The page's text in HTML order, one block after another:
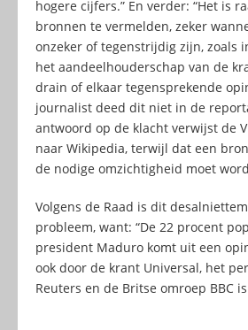
hogere cijfers.” En verder: “Het is
bronnen te vermelden, zeker
onzeker of tegenstrijdig zijn, zoals
het aandeelhouderschap van de
drain of elkaar tegensprekende
journalist deed dit niet in de
antwoord op de klacht verwijst de
naar Wikipedia, terwijl dat een
de nodige omzichtigheid moet
Volgens de Raad is dit
probleem, want: “De 22 procent
president Maduro komt uit een
ook door de krant Universal, het
Reuters en de Britse omroep BBC